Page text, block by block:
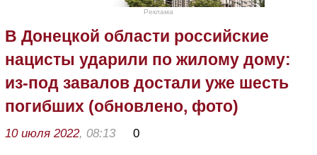
Реклама
В Донецкой области российские
нацисты ударили по жилому дому:
из-под завалов достали уже шесть
погибших (обновлено, фото)
10 июля 2022, 08:13 0